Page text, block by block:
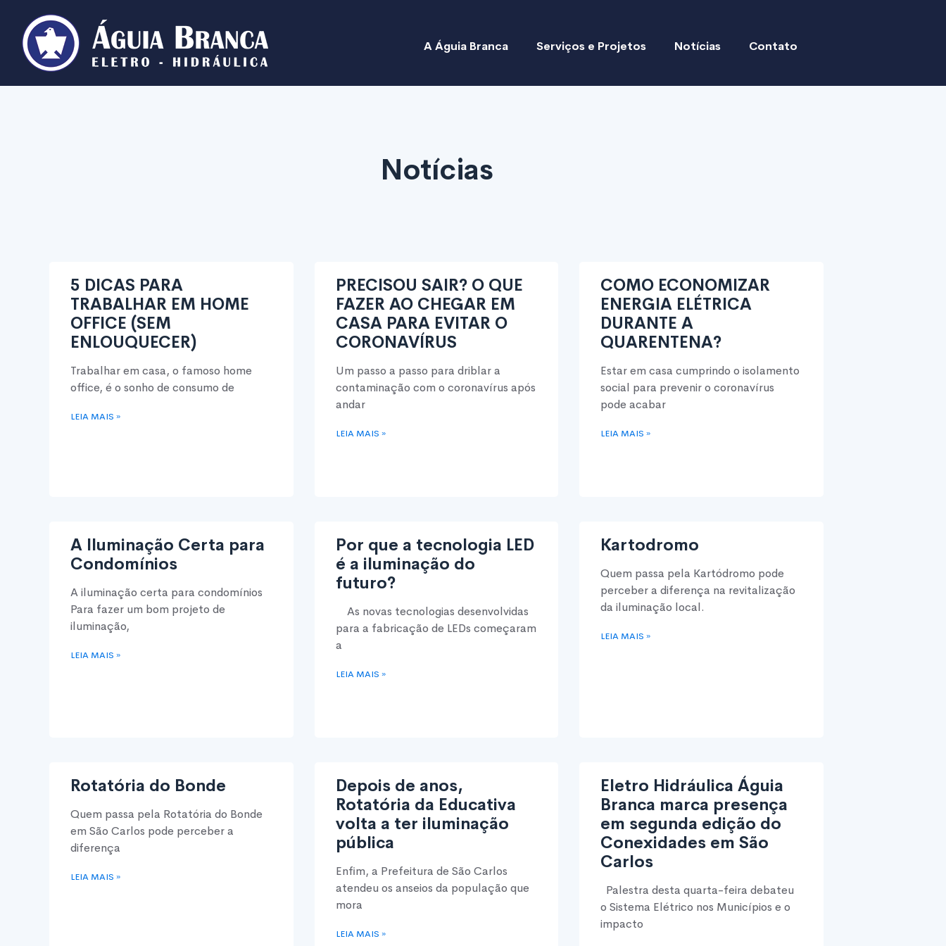
A Águia Branca Serviços e Projetos Notícias Contato
Notícias
5 DICAS PARA
TRABALHAR EM HOME
OFFICE (SEM
ENLOUQUECER)
Trabalhar em casa, o famoso home
office, é o sonho de consumo de
LEIA MAIS »
PRECISOU SAIR? O QUE
FAZER AO CHEGAR EM
CASA PARA EVITAR O
CORONAVÍRUS
Um passo a passo para driblar a
contaminação com o coronavírus após
andar
LEIA MAIS »
COMO ECONOMIZAR
ENERGIA ELÉTRICA
DURANTE A
QUARENTENA?
Estar em casa cumprindo o isolamento
social para prevenir o coronavírus
pode acabar
LEIA MAIS »
A Iluminação Certa para
Condomínios
A iluminação certa para condomínios
Para fazer um bom projeto de
iluminação,
LEIA MAIS »
Por que a tecnologia LED
é a iluminação do
futuro?
As novas tecnologias desenvolvidas
para a fabricação de LEDs começaram
a
LEIA MAIS »
Kartodromo
Quem passa pela Kartódromo pode
perceber a diferença na revitalização
da iluminação local.
LEIA MAIS »
Rotatória do Bonde
Quem passa pela Rotatória do Bonde
em São Carlos pode perceber a
diferença
LEIA MAIS »
Depois de anos,
Rotatória da Educativa
volta a ter iluminação
pública
Enfim, a Prefeitura de São Carlos
atendeu os anseios da população que
mora
LEIA MAIS »
Eletro Hidráulica Águia
Branca marca presença
em segunda edição do
Conexidades em São
Carlos
Palestra desta quarta-feira debateu
o Sistema Elétrico nos Municípios e o
impacto